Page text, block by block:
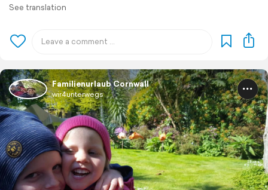
See translation
Familienurlaub Cornwall
wir4unterwegs